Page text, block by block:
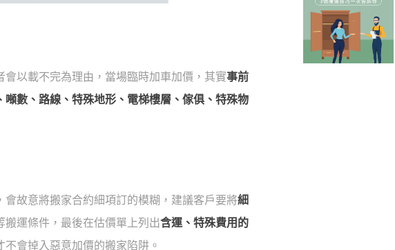
以載不完為理由，當場臨時加車加價，其實事前
噸數、路線、特殊地形、電梯樓層、傢俱、特殊物
故意將搬家合約細項訂的模糊，建議客戶要將細
搬運條件，最後在估價單上列出含運、特殊費用的
不會掉入惡意加價的搬家陷阱。